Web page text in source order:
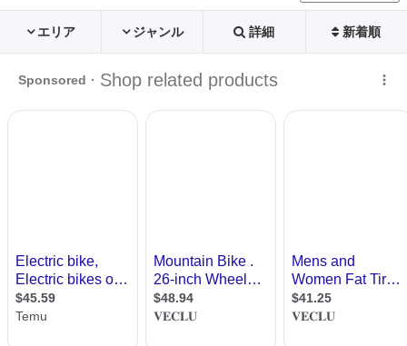
エリア ジャンル 詳細 新着順